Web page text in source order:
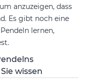
anzuzeigen, dass
Es gibt noch eine
lernen,
wissen